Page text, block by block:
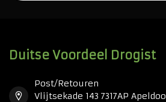
Duitse Voordeel Drogist
Post/Retouren
Vlijtsekade 143 7317AP